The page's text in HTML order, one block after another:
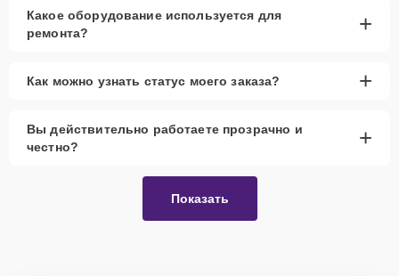
Какое оборудование используется для
ремонта?
+
Как можно узнать статус моего заказа? +
Вы действительно работаете прозрачно и
честно?
+
Показать